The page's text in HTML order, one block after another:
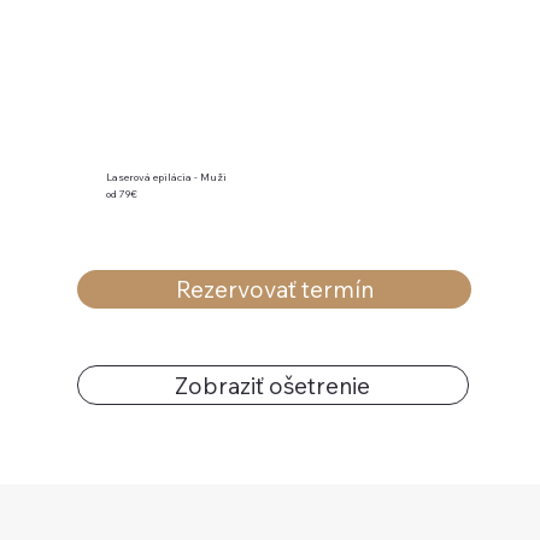
Laserová epilácia - Muži
od 79€
Rezervovať termín
Zobraziť ošetrenie